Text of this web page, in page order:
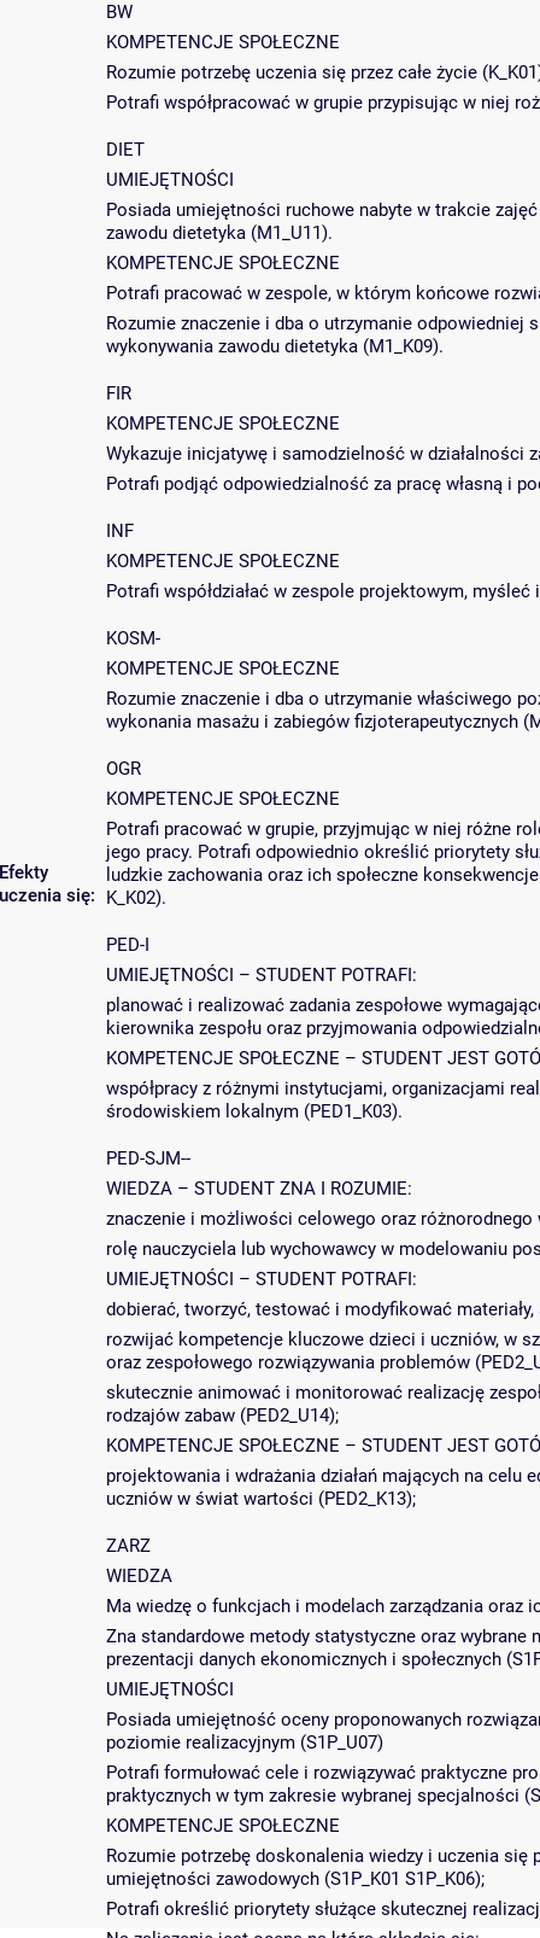
Efekty
uczenia się:
BW
KOMPETENCJE SPOŁECZNE
Rozumie potrzebę uczenia się przez całe życie
Potrafi współpracować w grupie przypisując w niej
DIET
UMIEJĘTNOŚCI
Posiada umiejętności ruchowe nabyte w trakcie
zawodu dietetyka (M1_U11).
KOMPETENCJE SPOŁECZNE
Potrafi pracować w zespole, w którym końcowe
Rozumie znaczenie i dba o utrzymanie
wykonywania zawodu dietetyka (M1_K09).
FIR
KOMPETENCJE SPOŁECZNE
Wykazuje inicjatywę i samodzielność w działalności
Potrafi podjąć odpowiedzialność za pracę własną i
INF
KOMPETENCJE SPOŁECZNE
Potrafi współdziałać w zespole projektowym, myśleć
KOSM-
KOMPETENCJE SPOŁECZNE
Rozumie znaczenie i dba o utrzymanie właściwego
wykonania masażu i zabiegów fizjoterapeutycznych
OGR
KOMPETENCJE SPOŁECZNE
Potrafi pracować w grupie, przyjmując w niej różne
jego pracy. Potrafi odpowiednio określić priorytety
ludzkie zachowania oraz ich społeczne
K_K02).
PED-I
UMIEJĘTNOŚCI – STUDENT POTRAFI:
planować i realizować zadania zespołowe
kierownika zespołu oraz przyjmowania
KOMPETENCJE SPOŁECZNE – STUDENT JEST
współpracy z różnymi instytucjami, organizacjami
środowiskiem lokalnym (PED1_K03).
PED-SJM--
WIEDZA – STUDENT ZNA I ROZUMIE:
znaczenie i możliwości celowego oraz różnorodnego
rolę nauczyciela lub wychowawcy w modelowaniu
UMIEJĘTNOŚCI – STUDENT POTRAFI:
dobierać, tworzyć, testować i modyfikować
rozwijać kompetencje kluczowe dzieci i uczniów, w
oraz zespołowego rozwiązywania problemów
skutecznie animować i monitorować realizację
rodzajów zabaw (PED2_U14);
KOMPETENCJE SPOŁECZNE – STUDENT JEST
projektowania i wdrażania działań mających na
uczniów w świat wartości (PED2_K13);
ZARZ
WIEDZA
Ma wiedzę o funkcjach i modelach zarządzania oraz
Zna standardowe metody statystyczne oraz
prezentacji danych ekonomicznych i społecznych
UMIEJĘTNOŚCI
Posiada umiejętność oceny proponowanych
poziomie realizacyjnym (S1P_U07)
Potrafi formułować cele i rozwiązywać praktyczne
praktycznych w tym zakresie wybranej specjalności
KOMPETENCJE SPOŁECZNE
Rozumie potrzebę doskonalenia wiedzy i uczenia się
umiejętności zawodowych (S1P_K01 S1P_K06);
Potrafi określić priorytety służące skutecznej